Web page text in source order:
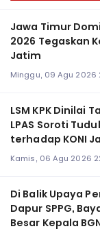
Jawa Timur
2026 Tegaskan
Jatim
Minggu, 09 Agu 2026
LSM KPK Dinilai
LPAS Soroti
terhadap KONI
Kamis, 06 Agu 2026
Di Balik Upaya
Dapur SPPG,
Besar Kepala